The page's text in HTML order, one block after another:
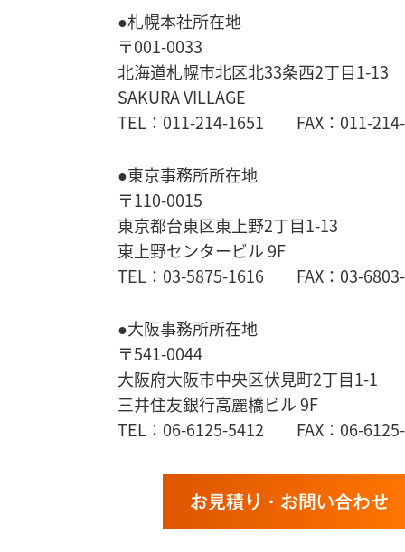
●札幌本社所在地
〒001-0033
北海道札幌市北区北33条西2丁目1-13
SAKURA VILLAGE
TEL：011-214-1651 FAX：011-
●東京事務所所在地
〒110-0015
東京都台東区東上野2丁目1-13
東上野センタービル 9F
TEL：03-5875-1616 FAX：03-
●大阪事務所所在地
〒541-0044
大阪府大阪市中央区伏見町2丁目1-1
三井住友銀行高麗橋ビル 9F
TEL：06-6125-5412 FAX：06-
お見積り・お問い合わせ